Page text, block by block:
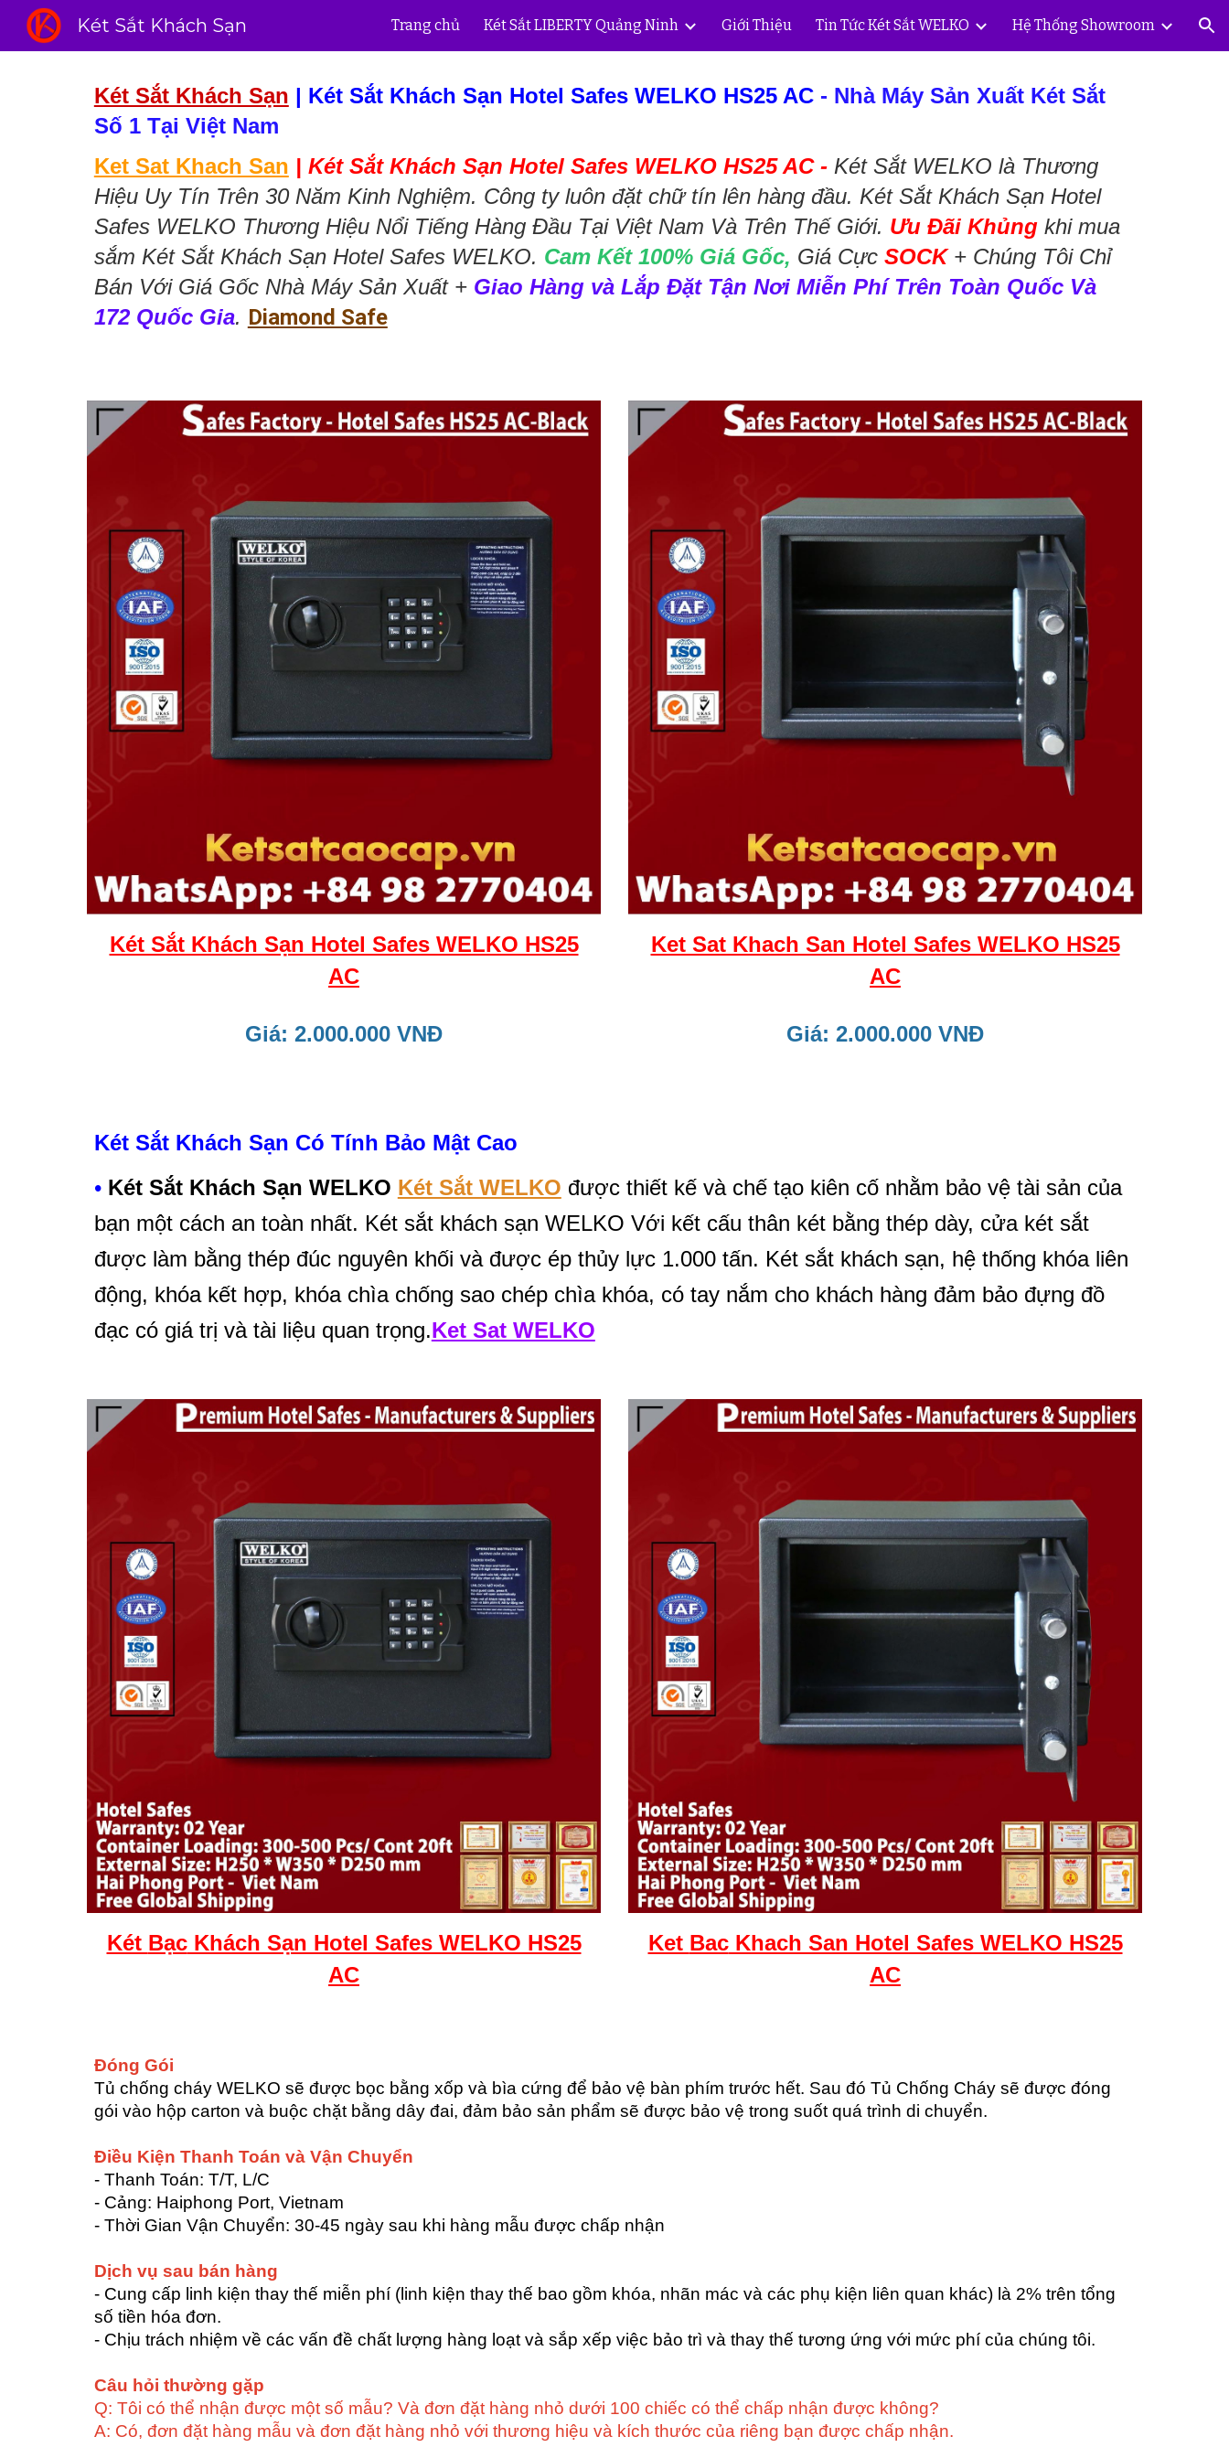
Skip to main content Skip to navigation
Két Sắt Khách Sạn Trang chủ Két Sắt LIBERTY Quảng Ninh Giới Thiệu Tin Tức Két Sắt WELKO Hệ Thống Showroom
Két Sắt Khách Sạn | Két Sắt Khách Sạn Hotel Safes WELKO HS25 AC - Nhà Máy Sản Xuất Két Sắt
Số 1 Tại Việt Nam
Ket Sat Khach San | Két Sắt Khách Sạn Hotel Safes WELKO HS25 AC - Két Sắt WELKO là Thương
Hiệu Uy Tín Trên 30 Năm Kinh Nghiệm. Công ty luôn đặt chữ tín lên hàng đầu. Két Sắt Khách Sạn Hotel
Safes WELKO Thương Hiệu Nổi Tiếng Hàng Đầu Tại Việt Nam Và Trên Thế Giới. Ưu Đãi Khủngkhi mua
sắm Két Sắt Khách Sạn Hotel Safes WELKO. Cam Kết 100% Giá Gốc, Giá Cực SOCK+ Chúng Tôi Chỉ
Bán Với Giá Gốc Nhà Máy Sản Xuất + Giao Hàng và Lắp Đặt Tận Nơi Miễn Phí Trên Toàn Quốc Và
172 Quốc Gia. Diamond Safe
Két Sắt Khách Sạn Hotel Safes WELKO HS25
AC
Giá: 2.000.000 VNĐ
Ket Sat Khach San Hotel Safes WELKO HS25
AC
Giá: 2.000.000 VNĐ
Két Sắt Khách Sạn Có Tính Bảo Mật Cao
• Két Sắt Khách Sạn WELKO Két Sắt WELKO được thiết kế và chế tạo kiên cố nhằm bảo vệ tài sản của
bạn một cách an toàn nhất. Két sắt khách sạn WELKO Với kết cấu thân két bằng thép dày, cửa két sắt
được làm bằng thép đúc nguyên khối và được ép thủy lực 1.000 tấn. Két sắt khách sạn, hệ thống khóa liên
động, khóa kết hợp, khóa chìa chống sao chép chìa khóa, có tay nắm cho khách hàng đảm bảo đựng đồ
đạc có giá trị và tài liệu quan trọng.Ket Sat WELKO
Két BạcKhách Sạn Hotel Safes WELKO HS25
AC
Ket BacKhach San Hotel Safes WELKO HS25
AC
Đóng Gói
Tủ chống cháy WELKO sẽ được bọc bằng xốp và bìa cứng để bảo vệ bàn phím trước hết. Sau đó Tủ Chống Cháy sẽ được đóng
gói vào hộp carton và buộc chặt bằng dây đai, đảm bảo sản phẩm sẽ được bảo vệ trong suốt quá trình di chuyển.
Điều Kiện Thanh Toán và Vận Chuyển
- Thanh Toán: T/T, L/C
- Cảng: Haiphong Port, Vietnam
- Thời Gian Vận Chuyển: 30-45 ngày sau khi hàng mẫu được chấp nhận
Dịch vụ sau bán hàng
- Cung cấp linh kiện thay thế miễn phí (linh kiện thay thế bao gồm khóa, nhãn mác và các phụ kiện liên quan khác) là 2% trên tổng
số tiền hóa đơn.
- Chịu trách nhiệm về các vấn đề chất lượng hàng loạt và sắp xếp việc bảo trì và thay thế tương ứng với mức phí của chúng tôi.
Câu hỏi thường gặp
Q: Tôi có thể nhận được một số mẫu? Và đơn đặt hàng nhỏ dưới 100 chiếc có thể chấp nhận được không?
A: Có, đơn đặt hàng mẫu và đơn đặt hàng nhỏ với thương hiệu và kích thước của riêng bạn được chấp nhận.